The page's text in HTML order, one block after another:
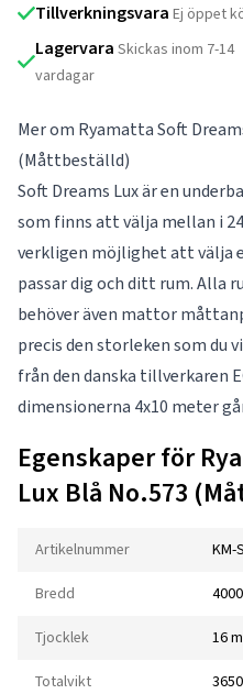
Tillverkningsvara Ej öppet
Lagervara Skickas inom 7-14
vardagar
Mer om Ryamatta Soft
(Måttbeställd)
Soft Dreams Lux är en
som finns att välja mellan i
verkligen möjlighet att välja
passar dig och ditt rum. Alla
behöver även mattor
precis den storleken som du
från den danska tillverkaren
dimensionerna 4x10 meter
Egenskaper för
Lux Blå No.573
Artikelnummer KM-
Bredd
Tjocklek 16
Totalvikt